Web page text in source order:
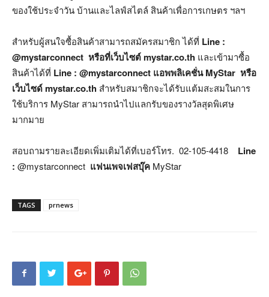
ของใช้ประจำวัน บ้านและไลฟ์สไตล์ สินค้าเพื่อการเกษตร ฯลฯ
สำหรับผู้สนใจซื้อสินค้าสามารถสมัครสมาชิก ได้ที่ Line :
@mystarconnect หรือที่เว็บไซต์ mystar.co.th และเข้ามาซื้อ
สินค้าได้ที่ Line : @mystarconnect แอพพลิเคชั่น MyStar หรือ
เว็บไซด์ mystar.co.th สำหรับสมาชิกจะได้รับแต้มสะสมในการ
ใช้บริการ MyStar สามารถนำไปแลกรับของรางวัลสุดพิเศษ
มากมาย
สอบถามรายละเอียดเพิ่มเติมได้ที่เบอร์โทร. 02-105-4418 Line
: @mystarconnect แฟนเพจเฟสบุ๊ค MyStar
TAGS prnews